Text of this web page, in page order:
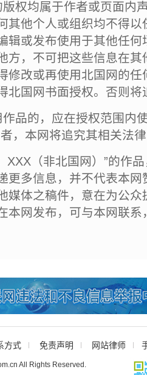
权均属于作者或页面内
其他个人或组织均不得
辑或发布使用于其他任
方，不可把这些信息在
修改或再使用北国网的
北国网书面授权。否则将
品的，应在授权范围内
，本网将追究其相关法
XXX（非北国网）”的作
更多信息，并不代表本
媒体之稿件，意在为公
本网发布，可与本网联
方式 免责声明 网站律师
All Rights Reserved.